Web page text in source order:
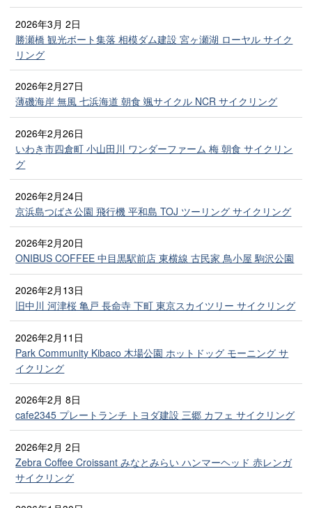
2026年3月 2日
勝瀬橋 観光ボート集落 相模ダム建設 宮ヶ瀬湖 ローヤル サイク
リング
2026年2月27日
薄磯海岸 無風 七浜海道 朝食 颯サイクル NCR サイクリング
2026年2月26日
いわき市四倉町 小山田川 ワンダーファーム 梅 朝食 サイクリン
グ
2026年2月24日
京浜島つばさ公園 飛行機 平和島 TOJ ツーリング サイクリング
2026年2月20日
ONIBUS COFFEE 中目黒駅前店 東横線 古民家 鳥小屋 駒沢公園
2026年2月13日
旧中川 河津桜 亀戸 長命寺 下町 東京スカイツリー サイクリング
2026年2月11日
Park Community Kibaco 木場公園 ホットドッグ モーニング サ
イクリング
2026年2月 8日
cafe2345 プレートランチ トヨダ建設 三郷 カフェ サイクリング
2026年2月 2日
Zebra Coffee Croissant みなとみらい ハンマーヘッド 赤レンガ
サイクリング